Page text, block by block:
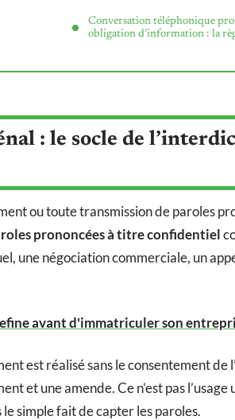
Conversation téléphonique
obligation d’information : la
: le socle de
ou toute transmission de paroles
prononcées à titre confidentiel
une négociation commerciale, un
avant d'immatriculer son
est réalisé sans le consentement de
et une amende. Ce n’est pas
simple fait de capter les paroles.